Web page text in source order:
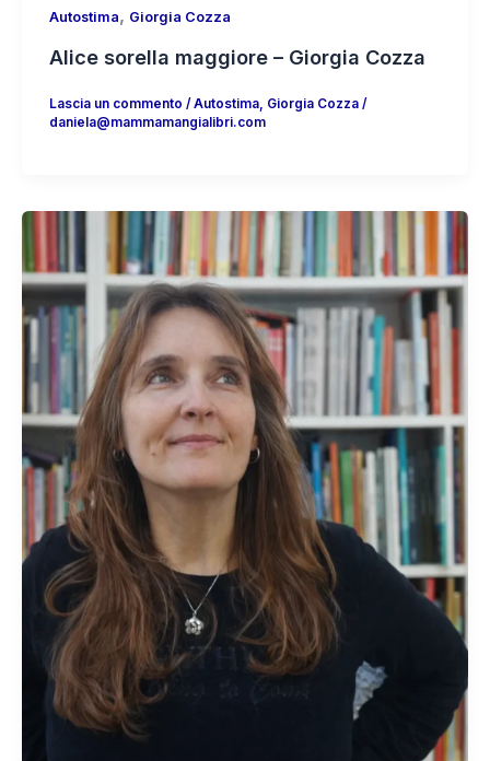
Autostima, Giorgia Cozza
Alice sorella maggiore – Giorgia Cozza
Lascia un commento / Autostima, Giorgia Cozza/
daniela@mammamangialibri.com